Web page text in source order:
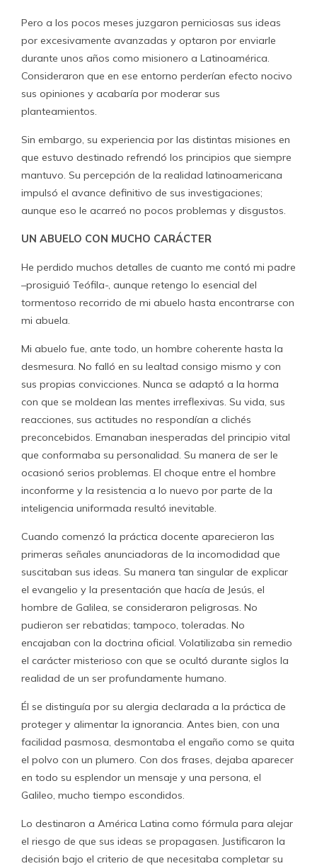
Pero a los pocos meses juzgaron perniciosas sus ideas
por excesivamente avanzadas y optaron por enviarle
durante unos años como misionero a Latinoamérica.
Consideraron que en ese entorno perderían efecto nocivo
sus opiniones y acabaría por moderar sus
planteamientos.
Sin embargo, su experiencia por las distintas misiones en
que estuvo destinado refrendó los principios que siempre
mantuvo. Su percepción de la realidad latinoamericana
impulsó el avance definitivo de sus investigaciones;
aunque eso le acarreó no pocos problemas y disgustos.
UN ABUELO CON MUCHO CARÁCTER
He perdido muchos detalles de cuanto me contó mi padre
–prosiguió Teófila-, aunque retengo lo esencial del
tormentoso recorrido de mi abuelo hasta encontrarse con
mi abuela.
Mi abuelo fue, ante todo, un hombre coherente hasta la
desmesura. No falló en su lealtad consigo mismo y con
sus propias convicciones. Nunca se adaptó a la horma
con que se moldean las mentes irreflexivas. Su vida, sus
reacciones, sus actitudes no respondían a clichés
preconcebidos. Emanaban inesperadas del principio vital
que conformaba su personalidad. Su manera de ser le
ocasionó serios problemas. El choque entre el hombre
inconforme y la resistencia a lo nuevo por parte de la
inteligencia uniformada resultó inevitable.
Cuando comenzó la práctica docente aparecieron las
primeras señales anunciadoras de la incomodidad que
suscitaban sus ideas. Su manera tan singular de explicar
el evangelio y la presentación que hacía de Jesús, el
hombre de Galilea, se consideraron peligrosas. No
pudieron ser rebatidas; tampoco, toleradas. No
encajaban con la doctrina oficial. Volatilizaba sin remedio
el carácter misterioso con que se ocultó durante siglos la
realidad de un ser profundamente humano.
Él se distinguía por su alergia declarada a la práctica de
proteger y alimentar la ignorancia. Antes bien, con una
facilidad pasmosa, desmontaba el engaño como se quita
el polvo con un plumero. Con dos frases, dejaba aparecer
en todo su esplendor un mensaje y una persona, el
Galileo, mucho tiempo escondidos.
Lo destinaron a América Latina como fórmula para alejar
el riesgo de que sus ideas se propagasen. Justificaron la
decisión bajo el criterio de que necesitaba completar su